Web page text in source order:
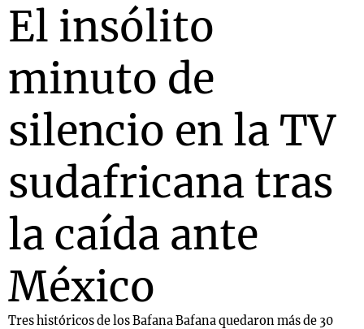
El insólito
minuto de
silencio en la TV
sudafricana tras
la caída ante
México
Tres históricos de los Bafana Bafana quedaron más de 30